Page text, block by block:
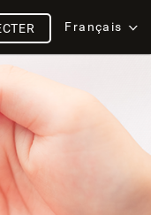
Français